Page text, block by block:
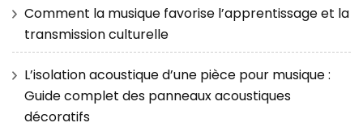
Comment la musique favorise l’apprentissage et la
transmission culturelle
L’isolation acoustique d’une pièce pour musique :
Guide complet des panneaux acoustiques
décoratifs